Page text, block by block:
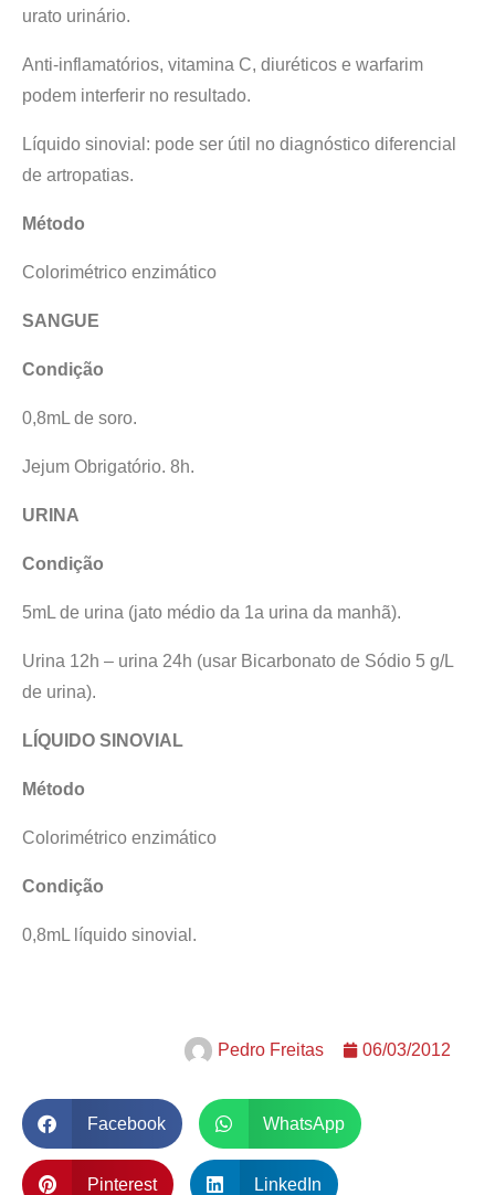
urato urinário.
Anti-inflamatórios, vitamina C, diuréticos e warfarim
podem interferir no resultado.
Líquido sinovial: pode ser útil no diagnóstico diferencial
de artropatias.
Método
Colorimétrico enzimático
SANGUE
Condição
0,8mL de soro.
Jejum Obrigatório. 8h.
URINA
Condição
5mL de urina (jato médio da 1a urina da manhã).
Urina 12h – urina 24h (usar Bicarbonato de Sódio 5 g/L
de urina).
LÍQUIDO SINOVIAL
Método
Colorimétrico enzimático
Condição
0,8mL líquido sinovial.
Pedro Freitas 06/03/2012
Facebook WhatsApp
Pinterest LinkedIn